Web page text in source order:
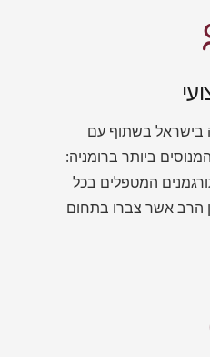
בישראל בשתוף עם
ביותר ברומניה:
המטפלים בכל
הרב אשר צברו בתחום